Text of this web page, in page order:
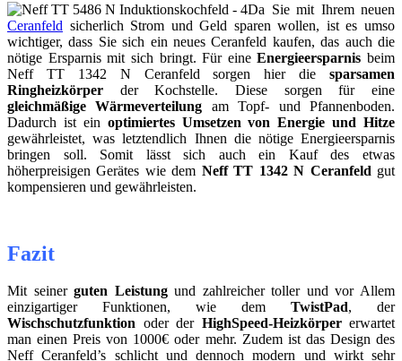
Da Sie mit Ihrem neuen
Ceranfeld sicherlich Strom und Geld sparen wollen, ist es umso
wichtiger, dass Sie sich ein neues Ceranfeld kaufen, das auch die
nötige Ersparnis mit sich bringt. Für eineEnergieersparnis beim
Neff TT 1342 N Ceranfeld sorgen hier die sparsamen
Ringheizkörper der Kochstelle. Diese sorgen für eine
gleichmäßige Wärmeverteilung am Topf- und Pfannenboden.
Dadurch ist ein optimiertes Umsetzen von Energie und Hitze
gewährleistet, was letztendlich Ihnen die nötige Energieersparnis
bringen soll. Somit lässt sich auch ein Kauf des etwas
höherpreisigen Gerätes wie dem Neff TT 1342 N Ceranfeld gut
kompensieren und gewährleisten.
Fazit
Mit seinerguten Leistungund zahlreicher toller und vor Allem
einzigartiger Funktionen, wie dem TwistPad, der
Wischschutzfunktion oder der HighSpeed-Heizkörpererwartet
man einen Preis von 1000€ oder mehr. Zudem ist das Design des
Neff Ceranfeld’s schlicht und dennoch modern und wirkt sehr